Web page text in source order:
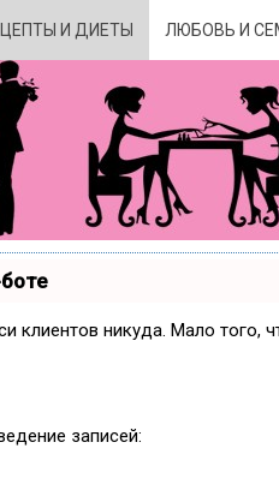
И ДИЕТЫ ЛЮБОВЬ И
клиентов никуда. Мало
записей: